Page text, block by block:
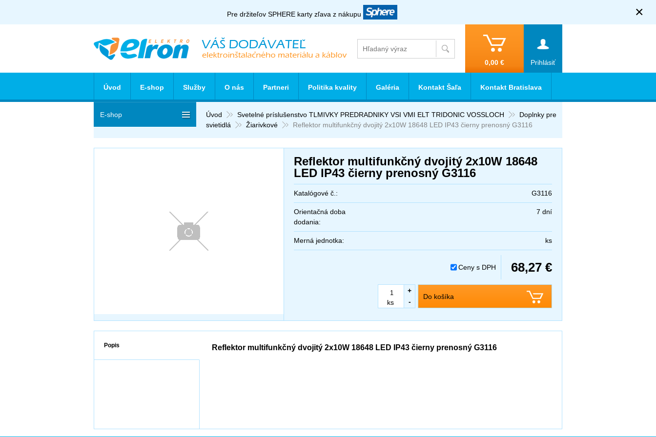
Pre držiteľov SPHERE karty zľava z nákupu ×
Prihlásiť
0,00 €
Úvod Svetelné príslušenstvo TLMIVKY PREDRADNIKY VSI VMI ELT TRIDONIC VOSSLOCH
Doplnky pre
svietidlá
Žiarivkové Reflektor multifunkčný dvojitý 2x10W 18648 LED IP43 čierny prenosný G3116
Reflektor multifunkčný dvojitý 2x10W 18648
LED IP43 čierny prenosný G3116
Katalógové č.: G3116
Orientačná doba
dodania:
7 dní
Merná jednotka: ks
Ceny s DPH 68,27 €
Do košíka
-
ks
+
Popis Reflektor multifunkčný dvojitý 2x10W 18648 LED IP43 čierny prenosný G3116
E-shop
Úvod E-shop Služby O nás Partneri Politika kvality Galéria Kontakt Šaľa Kontakt Bratislava